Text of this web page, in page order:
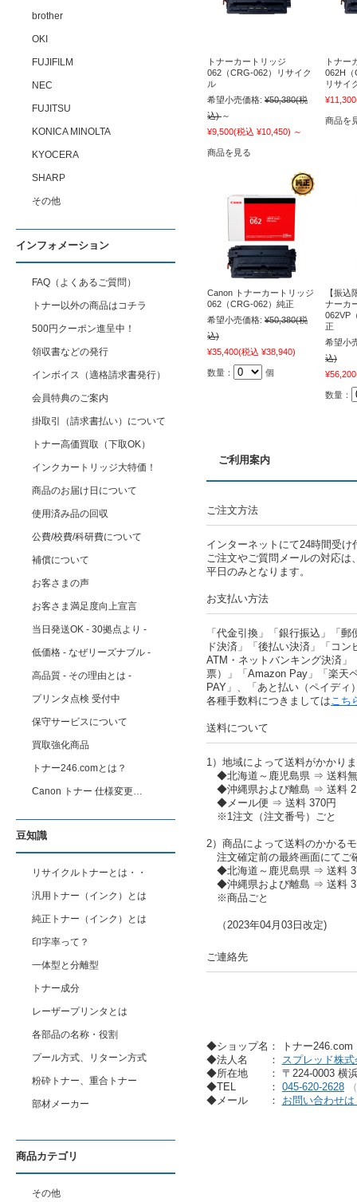
トナーカートリッジ
062（CRG-062）リサイク
ル
希望小売価格: ¥50,380(税
込) ～
¥9,500(税込 ¥10,450) ～
商品を見る
トナー
062H（
リサイ
¥11,300
商品を
Canon トナーカートリッジ
062（CRG-062）純正
希望小売価格: ¥50,380(税
込)
¥35,400(税込 ¥38,940)
数量： 個
【振込
ナーカ
062VP
正
希望小
込)
¥56,200
数量：
ご利用案内
ご注文方法
インターネットにて24時間受け
ご注文やご質問メールの対応は
平日のみとなります。
お支払い方法
「代金引換」「銀行振込」「
ド決済」「後払い決済」「コ
ATM・ネットバンキング決済」
票）」「Amazon Pay」「楽天
PAY」、「あと払い（ペイディ
各種手数料につきましてはこち
送料について
1）地域によって送料がかかり
◆北海道～鹿児島県 ⇒ 送料
◆沖縄県および離島 ⇒ 送料
◆メール便 ⇒ 送料 370円
※1注文（注文番号）ごと
2）商品によって送料のかかる
注文確定前の最終画面にてご
◆北海道～鹿児島県 ⇒ 送料
◆沖縄県および離島 ⇒ 送料
※商品ごと
（2023年04月03日改定)
ご連絡先
◆ショップ名： トナー
◆法人名
： スプレッド株式
◆所在地
： 〒224-0003 横
◆TEL
： 045-620-2628
（
◆メール
： お問い合わせ
brother
OKI
FUJIFILM
NEC
FUJITSU
KONICA MINOLTA
KYOCERA
SHARP
その他
インフォメーション
FAQ（よくあるご質問）
トナー以外の商品はコチラ
500円クーポン進呈中！
領収書などの発行
インボイス（適格請求書発行）
会員特典のご案内
掛取引（請求書払い）について
トナー高価買取（下取OK）
インクカートリッジ大特価！
商品のお届け日について
使用済み品の回収
公費/校費/科研費について
補償について
お客さまの声
お客さま満足度向上宣言
当日発送OK - 30拠点より -
低価格 - なぜリーズナブル -
高品質 - その理由とは -
プリンタ点検 受付中
保守サービスについて
買取強化商品
トナー246.comとは？
Canon トナー 仕様変更…
豆知識
リサイクルトナーとは・・
汎用トナー（インク）とは
純正トナー（インク）とは
印字率って？
一体型と分離型
トナー成分
レーザープリンタとは
各部品の名称・役割
プール方式、リターン方式
粉砕トナー、重合トナー
部材メーカー
商品カテゴリ
その他